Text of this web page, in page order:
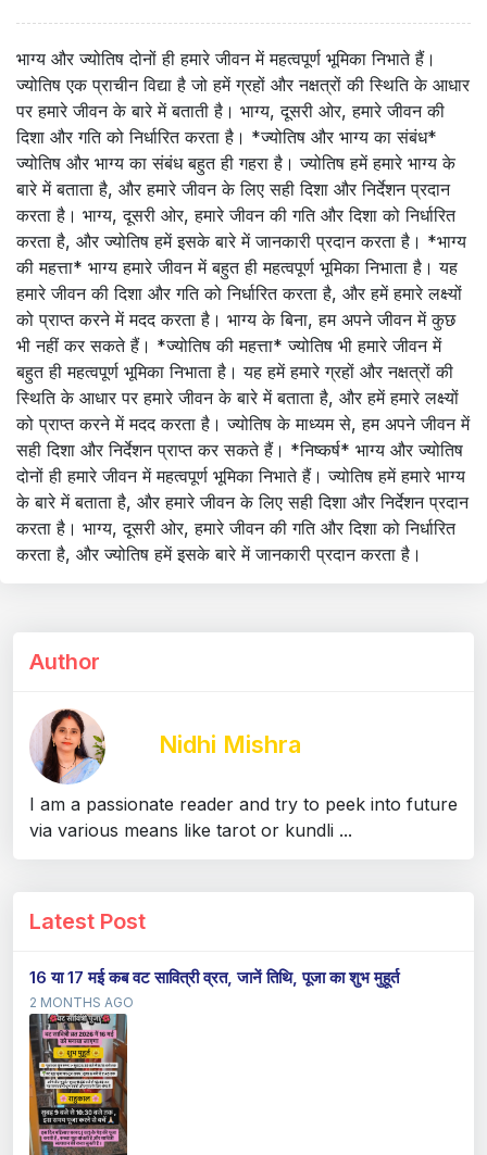
भाग्य और ज्योतिष दोनों ही हमारे जीवन में महत्वपूर्ण भूमिका निभाते हैं।
ज्योतिष एक प्राचीन विद्या है जो हमें ग्रहों और नक्षत्रों की स्थिति के आधार
पर हमारे जीवन के बारे में बताती है। भाग्य, दूसरी ओर, हमारे जीवन की
दिशा और गति को निर्धारित करता है। *ज्योतिष और भाग्य का संबंध*
ज्योतिष और भाग्य का संबंध बहुत ही गहरा है। ज्योतिष हमें हमारे भाग्य के
बारे में बताता है, और हमारे जीवन के लिए सही दिशा और निर्देशन प्रदान
करता है। भाग्य, दूसरी ओर, हमारे जीवन की गति और दिशा को निर्धारित
करता है, और ज्योतिष हमें इसके बारे में जानकारी प्रदान करता है। *भाग्य
की महत्ता* भाग्य हमारे जीवन में बहुत ही महत्वपूर्ण भूमिका निभाता है। यह
हमारे जीवन की दिशा और गति को निर्धारित करता है, और हमें हमारे लक्ष्यों
को प्राप्त करने में मदद करता है। भाग्य के बिना, हम अपने जीवन में कुछ
भी नहीं कर सकते हैं। *ज्योतिष की महत्ता* ज्योतिष भी हमारे जीवन में
बहुत ही महत्वपूर्ण भूमिका निभाता है। यह हमें हमारे ग्रहों और नक्षत्रों की
स्थिति के आधार पर हमारे जीवन के बारे में बताता है, और हमें हमारे लक्ष्यों
को प्राप्त करने में मदद करता है। ज्योतिष के माध्यम से, हम अपने जीवन में
सही दिशा और निर्देशन प्राप्त कर सकते हैं। *निष्कर्ष* भाग्य और ज्योतिष
दोनों ही हमारे जीवन में महत्वपूर्ण भूमिका निभाते हैं। ज्योतिष हमें हमारे भाग्य
के बारे में बताता है, और हमारे जीवन के लिए सही दिशा और निर्देशन प्रदान
करता है। भाग्य, दूसरी ओर, हमारे जीवन की गति और दिशा को निर्धारित
करता है, और ज्योतिष हमें इसके बारे में जानकारी प्रदान करता है।
Author
Nidhi Mishra
I am a passionate reader and try to peek into future
via various means like tarot or kundli ...
Latest Post
16 या 17 मई कब वट सावित्री व्रत, जानें तिथि, पूजा का शुभ मुहूर्त
2 MONTHS AGO